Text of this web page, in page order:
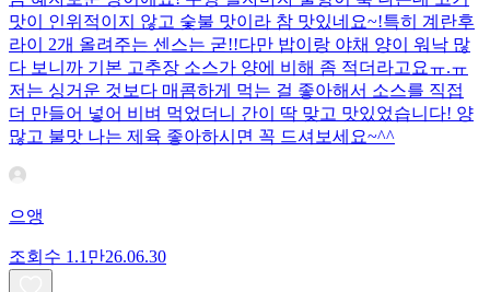
맛이 인위적이지 않고 숯불 맛이라 참 맛있네요~!특히 계란후
라이 2개 올려주는 센스는 굳!! ​다만 밥이랑 야채 양이 워낙 많
다 보니까 기본 고추장 소스가 양에 비해 좀 적더라고요ㅠ.ㅠ
저는 싱거운 것보다 매콤하게 먹는 걸 좋아해서 소스를 직접
더 만들어 넣어 비벼 먹었더니 간이 딱 맞고 맛있었습니다! 양
많고 불맛 나는 제육 좋아하시면 꼭 드셔보세요~^^
으앵
조회수 1.1만26.06.30